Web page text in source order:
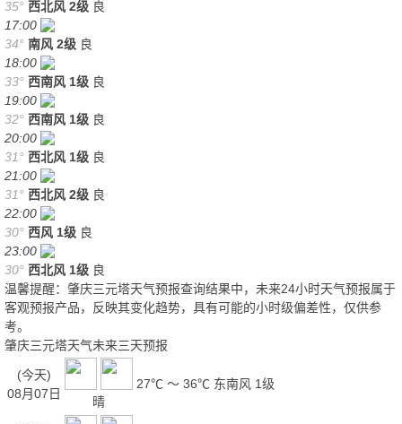
35° 西北风 2级 良
17:00
34° 南风 2级 良
18:00
33° 西南风 1级 良
19:00
32° 西南风 1级 良
20:00
31° 西北风 1级 良
21:00
31° 西北风 2级 良
22:00
30° 西风 1级 良
23:00
30° 西北风 1级 良
温馨提醒：肇庆三元塔天气预报查询结果中，未来24小时天气预报属于
客观预报产品，反映其变化趋势，具有可能的小时级偏差性，仅供参
考。
肇庆三元塔天气未来三天预报
(今天)
08月07日
晴
27℃ ～ 36℃ 东南风 1级